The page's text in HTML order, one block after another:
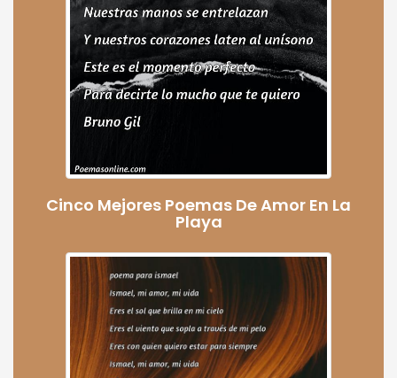
Cinco Mejores Poemas De Amor En La
Playa